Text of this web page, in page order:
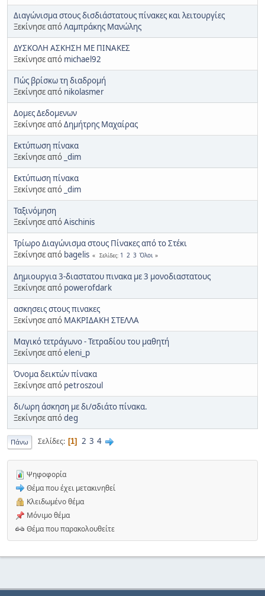
Διαγώνισμα στους δισδιάστατους πίνακες και λειτουργίες
Ξεκίνησε απόΛαμπράκης Μανώλης
ΔΥΣΚΟΛΗ ΑΣΚΗΣΗ ΜΕ ΠΙΝΑΚΕΣ
Ξεκίνησε από michael92
Πώς βρίσκω τη διαδρομή
Ξεκίνησε από nikolasmer
Δομες Δεδομενων
Ξεκίνησε απόΔημήτρης Μαχαίρας
Εκτύπωση πίνακα
Ξεκίνησε από _dim
Εκτύπωση πίνακα
Ξεκίνησε από _dim
Ταξινόμηση
Ξεκίνησε απόAischinis
Τρίωρο Διαγώνισμα στους Πίνακες από το Στέκι
Ξεκίνησε από bagelis Σελίδες 1 2 3 Όλοι
Δημιουργια 3-διαστατου πινακα με 3 μονοδιαστατους
Ξεκίνησε από powerofdark
ασκησεις στους πινακες
Ξεκίνησε από ΜΑΚΡΙΔΑΚΗ ΣΤΕΛΛΑ
Μαγικό τετράγωνο - Τετραδίου του μαθητή
Ξεκίνησε απόeleni_p
Όνομα δεικτών πίνακα
Ξεκίνησε από petroszoul
δι/ωρη άσκηση με δι/σδιάτο πίνακα.
Ξεκίνησε απόdeg
Πάνω Σελίδες 1 2 3 4
Ψηφοφορία
Θέμα που έχει μετακινηθεί
Κλειδωμένο θέμα
Μόνιμο θέμα
Θέμα που παρακολουθείτε